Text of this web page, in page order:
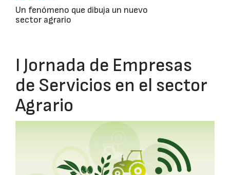
Un fenómeno que dibuja un nuevo
sector agrario
I Jornada de Empresas
de Servicios en el sector
Agrario